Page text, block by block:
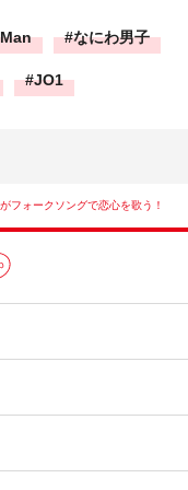
なにわ男子
JO1
フォークソングで恋心を歌う！